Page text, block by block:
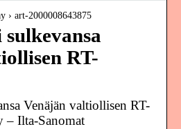
› art-2000008643875
RT-
Venäjän valtiollisen RT-
– Ilta-Sanomat